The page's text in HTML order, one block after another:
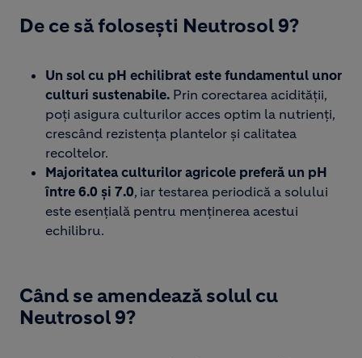
De ce să folosești Neutrosol 9?​
Un sol cu pH echilibrat este fundamentul unor
culturi sustenabile. Prin corectarea acidității,
poți asigura culturilor acces optim la nutrienți,
crescând rezistența plantelor și calitatea
recoltelor.​
Majoritatea culturilor agricole preferă un pH
între 6.0 și 7.0, iar testarea periodică a solului
este esențială pentru menținerea acestui
echilibru.​
Când se amendează solul cu
Neutrosol 9?​